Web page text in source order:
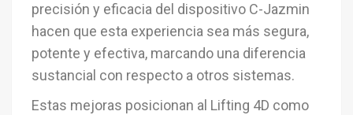
precisión y eficacia del dispositivo C-Jazmin
hacen que esta experiencia sea más segura,
potente y efectiva, marcando una diferencia
sustancial con respecto a otros sistemas.
Estas mejoras posicionan al Lifting 4D como